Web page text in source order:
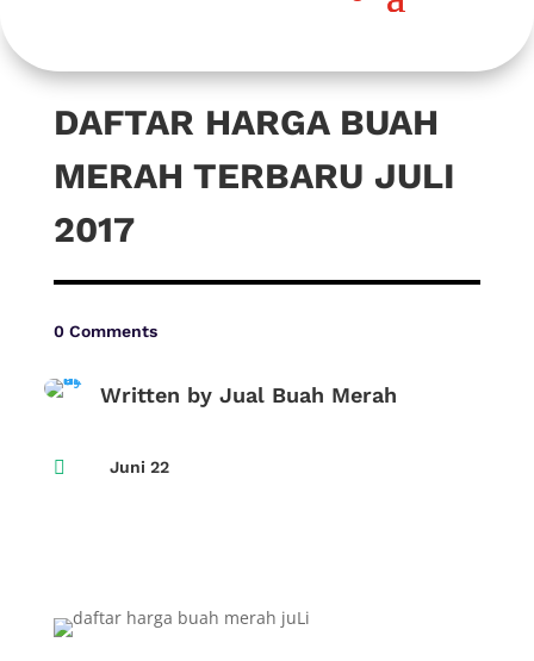
DAFTAR HARGA BUAH
MERAH TERBARU JULI
2017
0 Comments
Written by Jual Buah Merah
 Juni 22